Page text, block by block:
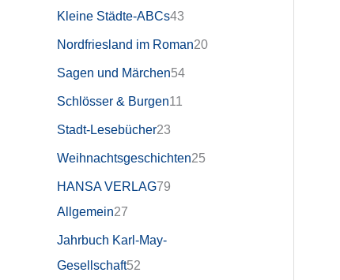
Kleine Städte-ABCs43
Nordfriesland im Roman20
Sagen und Märchen54
Schlösser & Burgen11
Stadt-Lesebücher23
Weihnachtsgeschichten25
HANSA VERLAG79
Allgemein27
Jahrbuch Karl-May-
Gesellschaft52